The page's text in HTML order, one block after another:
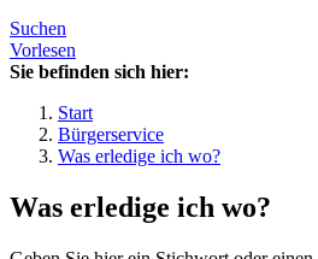
Suchen
Vorlesen
Sie befinden sich hier:
Start
Bürgerservice
Was erledige ich wo?
Was erledige ich wo?